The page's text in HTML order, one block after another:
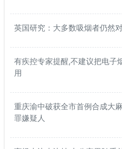
英国研究：大多数吸烟者仍然
有疾控专家提醒,不建议把电子
用
重庆渝中破获全市首例合成大
罪嫌疑人